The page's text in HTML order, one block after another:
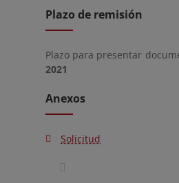
Plazo de remisión
Plazo para presentar
2021
Anexos
Solicitud